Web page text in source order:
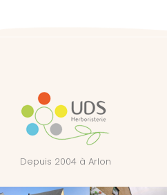
Depuis 2004 à Arlon